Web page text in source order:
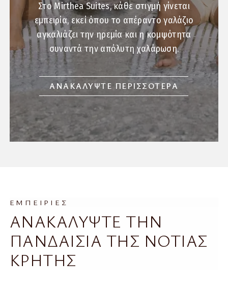
Στο Mirthea Suites, κάθε στιγμή γίνεται
εμπειρία, εκεί όπου το απέραντο γαλάζιο
αγκαλιάζει την ηρεμία και η κομψότητα
συναντά την απόλυτη χαλάρωση.
ΑΝΑΚΑΛΥΨΤΕ ΠΕΡΙΣΣΟΤΕΡΑ
ΕΜΠΕΙΡΙΕΣ
ΑΝΑΚΑΛΥΨΤΕ ΤΗΝ
ΠΑΝΔΑΙΣΙΑ ΤΗΣ ΝΟΤΙΑΣ
ΚΡΗΤΗΣ